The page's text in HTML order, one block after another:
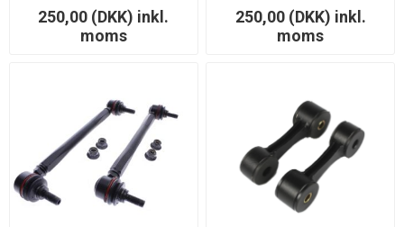
250,00 (DKK) inkl.
moms
250,00 (DKK) inkl.
moms